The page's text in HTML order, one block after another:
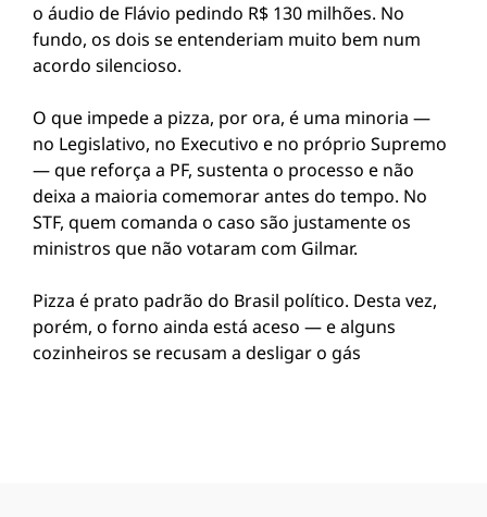
o áudio de Flávio pedindo R$ 130 milhões. No
fundo, os dois se entenderiam muito bem num
acordo silencioso.
O que impede a pizza, por ora, é uma minoria —
no Legislativo, no Executivo e no próprio Supremo
— que reforça a PF, sustenta o processo e não
deixa a maioria comemorar antes do tempo. No
STF, quem comanda o caso são justamente os
ministros que não votaram com Gilmar.
Pizza é prato padrão do Brasil político. Desta vez,
porém, o forno ainda está aceso — e alguns
cozinheiros se recusam a desligar o gás